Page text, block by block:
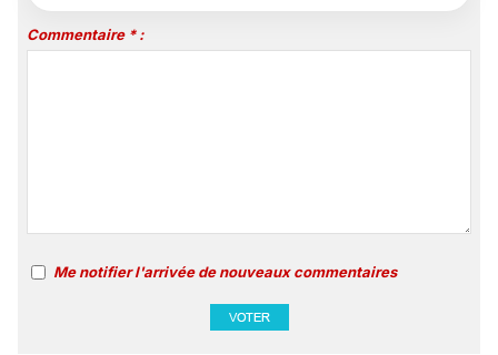
Commentaire * :
Me notifier l'arrivée de nouveaux commentaires